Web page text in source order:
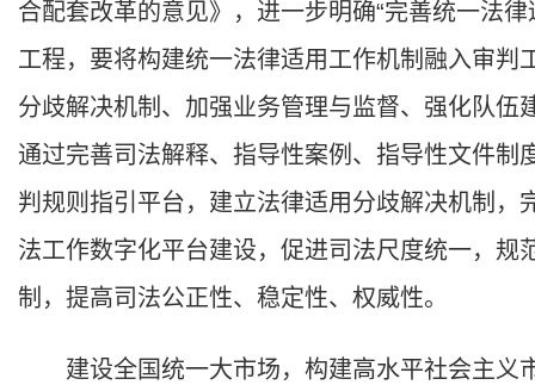
合配套改革的意见》，进一步明确“完善统一法
工程，要将构建统一法律适用工作机制融入审
分歧解决机制、加强业务管理与监督、强化队
通过完善司法解释、指导性案例、指导性文件
判规则指引平台，建立法律适用分歧解决机制
法工作数字化平台建设，促进司法尺度统一，
制，提高司法公正性、稳定性、权威性。
建设全国统一大市场，构建高水平社会主义市